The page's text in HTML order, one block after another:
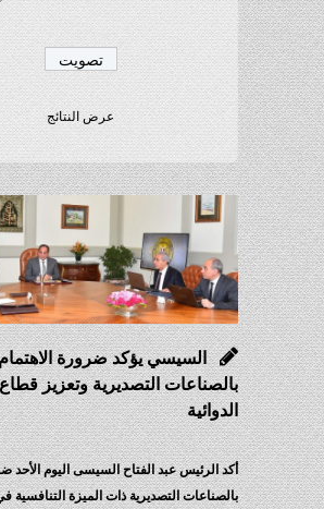
عرض النتائج
السيسي يؤكد ضرورة الاهتمام
بالصناعات التصديرية وتعزيز قطاع الصناعات
الدوائية
أكد الرئيس عبد الفتاح السيسى اليوم الأحد ضرورة الاهتمام
بالصناعات التصديرية ذات الميزة التنافسية في إطار